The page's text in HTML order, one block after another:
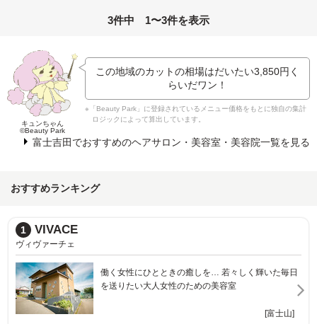
3件中 1〜3件を表示
キュンちゃん
©Beauty Park
この地域のカットの相場はだいたい3,850円 く
らいだワン！
※「Beauty Park」に登録されているメニュー価格をもとに独自の集計
ロジックによって算出しています。
富士吉田でおすすめのヘアサロン・美容室・美容院一覧を見る
おすすめランキング
1 VIVACE
ヴィヴァーチェ
働く女性にひとときの癒しを… 若々しく輝いた毎日
を送りたい大人女性のための美容室
[富士山]